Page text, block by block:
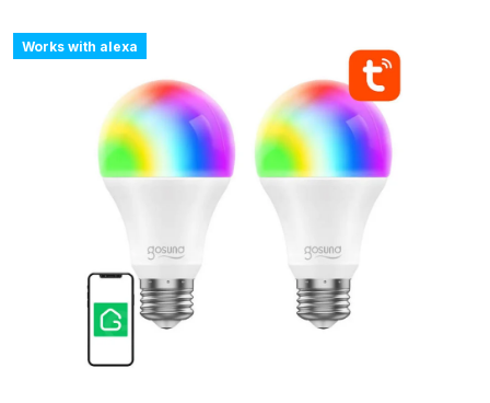
Works with alexa